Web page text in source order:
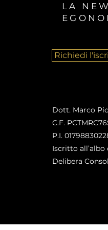
LA
Richiedi
Dott. Marco
C.F.
P.I.
Iscritto
Delibera